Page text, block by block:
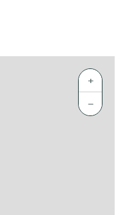
+
−